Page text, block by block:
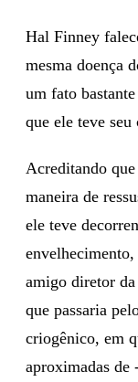
Hal Finney
mesma doença
um fato
que ele teve
Acreditando
maneira de
ele teve
amigo diretor
que passaria
criogênico, em
aproximadas de